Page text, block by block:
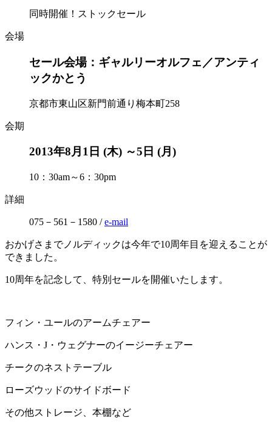
同時開催！ストックセール
会場
セール会場：ギャルリーオルフェ／アンティ
ックかとう
京都市東山区新門前通り梅本町258
会期
2013年8月1日 (木) ～5日 (月)
10：30am～6：30pm
詳細
075－561－1580 /e-mail
おかげさまでノルディックは今年で10周年目を迎えることが
できました。
10周年を記念して、特別セールを開催いたします。
フィン・ユールのアームチェアー
ハンス・J・ウェグナーのイージーチェアー
チークのネストテーブル
ローズウッドのサイドボード
その他ストレージ、本棚など